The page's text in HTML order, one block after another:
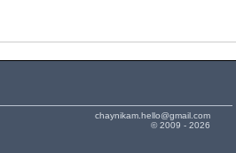
chaynikam.hello@gmail.com
© 2009 - 2026